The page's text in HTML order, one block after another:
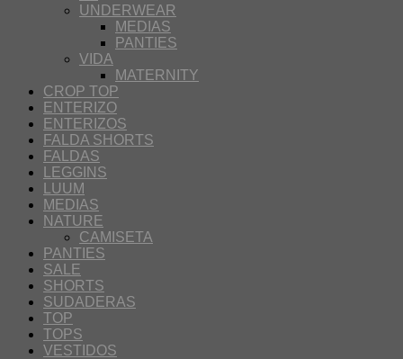
UNDERWEAR
MEDIAS
PANTIES
VIDA
MATERNITY
CROP TOP
ENTERIZO
ENTERIZOS
FALDA SHORTS
FALDAS
LEGGINS
LUUM
MEDIAS
NATURE
CAMISETA
PANTIES
SALE
SHORTS
SUDADERAS
TOP
TOPS
VESTIDOS